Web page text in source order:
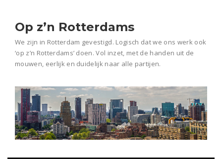
Op z’n Rotterdams
We zijn in Rotterdam gevestigd. Logisch dat we ons werk ook
‘op z’n Rotterdams’ doen. Vol inzet, met de handen uit de
mouwen, eerlijk en duidelijk naar alle partijen.